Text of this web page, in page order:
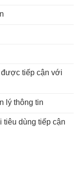
tiếp cận với
lý thông tin
dùng tiếp cận